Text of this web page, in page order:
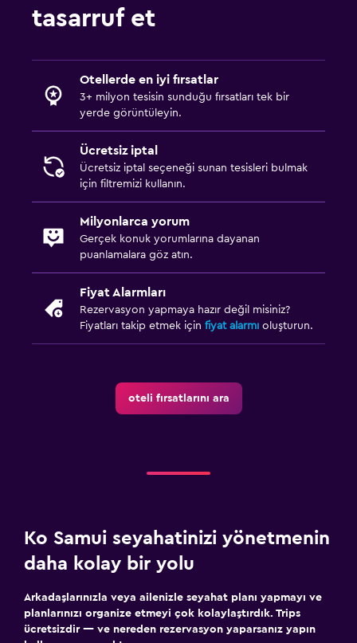
tasarruf et
Otellerde en iyi fırsatlar
3+ milyon tesisin sunduğu fırsatları tek bir
yerde görüntüleyin.
Ücretsiz iptal
Ücretsiz iptal seçeneği sunan tesisleri bulmak
için filtremizi kullanın.
Milyonlarca yorum
Gerçek konuk yorumlarına dayanan
puanlamalara göz atın.
Fiyat Alarmları
Rezervasyon yapmaya hazır değil misiniz?
Fiyatları takip etmek için fiyat alarmı oluşturun.
oteli fırsatlarını ara
Ko Samui seyahatinizi yönetmenin
daha kolay bir yolu
Arkadaşlarınızla veya ailenizle seyahat planı yapmayı ve
planlarınızı organize etmeyi çok kolaylaştırdık. Trips
ücretsizdir — ve nereden rezervasyon yaparsanız yapın